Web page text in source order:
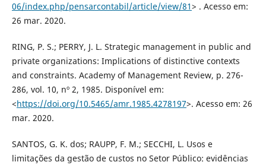
06/index.php/pensarcontabil/article/view/81> . Acesso em:
26 mar. 2020.
RING, P. S.; PERRY, J. L. Strategic management in public and
private organizations: Implications of distinctive contexts
and constraints. Academy of Management Review, p. 276-
286, vol. 10, nº 2, 1985. Disponível em:
<https://doi.org/10.5465/amr.1985.4278197>. Acesso em: 26
mar. 2020.
SANTOS, G. K. dos; RAUPP, F. M.; SECCHI, L. Usos e
limitações da gestão de custos no Setor Público: evidências